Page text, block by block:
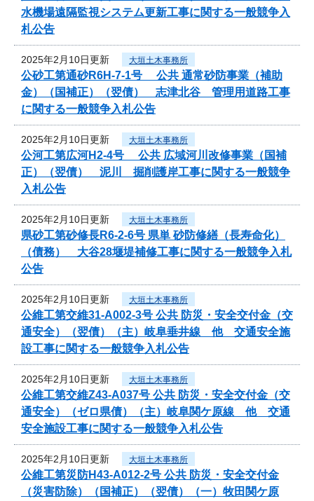
水機場遠隔監視システム更新工事に関する一般競争入
札公告
2025年2月10日更新 大垣土木事務所
公砂工第通砂R6H-7-1号 公共 通常砂防事業（補助
金）（国補正）（翌債） 志津北谷 管理用道路工事
に関する一般競争入札公告
2025年2月10日更新 大垣土木事務所
公河工第広河H2-4号 公共 広域河川改修事業（国補
正）（翌債） 泥川 掘削護岸工事に関する一般競争
入札公告
2025年2月10日更新 大垣土木事務所
県砂工第砂修長R6-2-6号 県単 砂防修繕（長寿命化）
（債務） 大谷28堰堤補修工事に関する一般競争入札
公告
2025年2月10日更新 大垣土木事務所
公維工第交維31-A002-3号 公共 防災・安全交付金（交
通安全）（翌債）（主）岐阜垂井線 他 交通安全施
設工事に関する一般競争入札公告
2025年2月10日更新 大垣土木事務所
公維工第交維Z43-A037号 公共 防災・安全交付金（交
通安全）（ゼロ県債）（主）岐阜関ケ原線 他 交通
安全施設工事に関する一般競争入札公告
2025年2月10日更新 大垣土木事務所
公維工第災防H43-A012-2号 公共 防災・安全交付金
（災害防除）（国補正）（翌債）（一）牧田関ケ原